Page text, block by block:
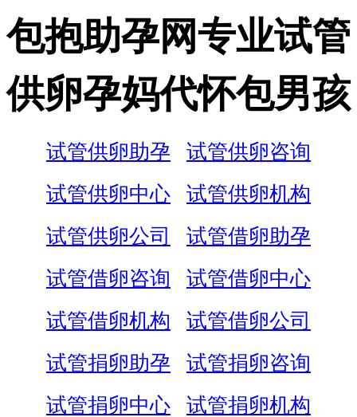
包抱助孕网专业试管
供卵孕妈代怀包男孩
试管供卵助孕
试管供卵咨询
试管供卵中心
试管供卵机构
试管供卵公司
试管借卵助孕
试管借卵咨询
试管借卵中心
试管借卵机构
试管借卵公司
试管捐卵助孕
试管捐卵咨询
试管捐卵中心
试管捐卵机构